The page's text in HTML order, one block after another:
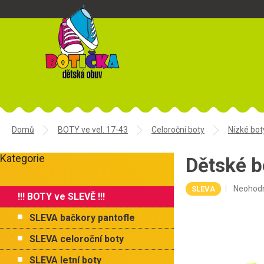
Domů BOTY ve vel. 17-43 Celoroční boty Nízké
o
t
n
í
Přeskočit
Kategorie
!!! BOTY ve SLEVĚ !!!
SLEVA bačkory pantofle
SLEVA celoroční boty
SLEVA letní boty
Dětské
SLEVA